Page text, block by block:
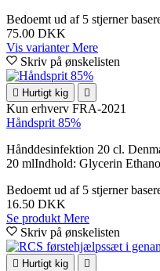
Bedoemt ud af 5 stjerner
75.00 DKK
Vis varianterMere
Skriv på ønskelisten
 Hurtigt kig 
Kun erhverv FRA-2021
Håndsprit 85%
Hånddesinfektion 20 cl.
20 mlIndhold: Glycerin
Bedoemt ud af 5 stjerner
16.50 DKK
Se produkt Mere
Skriv på ønskelisten
 Hurtigt kig 